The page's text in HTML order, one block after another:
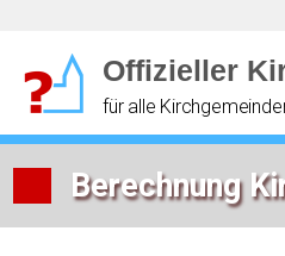
Offizieller
für alle
Berechnung